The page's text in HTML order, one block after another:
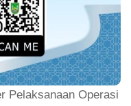
Pelaksanaan Operasi